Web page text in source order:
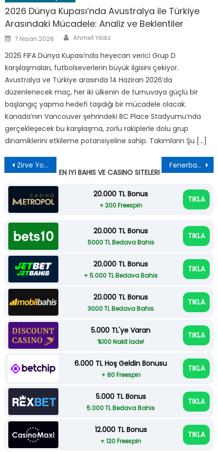
2026 Dünya Kupası’nda Avustralya ile Türkiye
Arasındaki Mücadele: Analiz ve Beklentiler
Posted
on
7 Nisan 2026 Author
Ahmet Yıldız
2026 FIFA Dünya Kupası’nda heyecan verici Grup D
karşılaşmaları, futbolseverlerin büyük ilgisini çekiyor.
Avustralya ve Türkiye arasında 14 Haziran 2026’da
düzenlenecek maç, her iki ülkenin de turnuvaya güçlü bir
başlangıç yapma hedefi taşıdığı bir mücadele olacak.
Kanada’nın Vancouver şehrindeki BC Place Stadyumu’nda
gerçekleşecek bu karşılaşma, zorlu rakiplerle dolu grup
dinamiklerini etkileme potansiyeline sahip. Takımların Şu […]
Yazı
gezinmesi
Zirve Yolunda Beşiktaş – Göztepe Randevusu Analizi Fenerbahçe – Nottingham Forest Avrupa Ligi Mücadelesi: Tüm Detaylar
EN IYI BAHIS VE CASINO SITELERI
20.000 TL Bonus
+ 200 Freespin
TIKLA
20.000 TL Bonus
5000 TL Bedava Bahis
TIKLA
20.000 TL Bonus
+ 5.000 TL Bedava Bahis
TIKLA
20.000 TL Bonus
3000 TL Bedava Bahis
TIKLA
5.000 TL'ye Varan
%100 Nakit İade!
TIKLA
6.000 TL Hoş Geldin Bonusu
+ 80 Freespin
TIKLA
5.000 TL Bonus
5.000 TL Bedava Bahis
TIKLA
12.000 TL Bonus
+ 120 Freespin
TIKLA